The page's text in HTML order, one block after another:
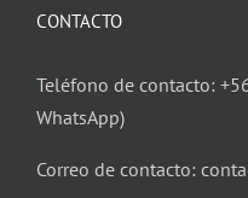
CONTACTO
Teléfono de contacto:
WhatsApp)
Correo de contacto: